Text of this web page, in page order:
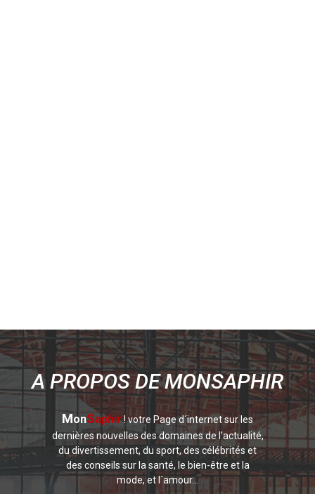
A PROPOS DE MONSAPHIR
MonSaphir! votre Page d´internet sur les
dernières nouvelles des domaines de l'actualité,
du divertissement, du sport, des célébrités et
des conseils sur la santé, le bien-être et la
mode, et l´amour...